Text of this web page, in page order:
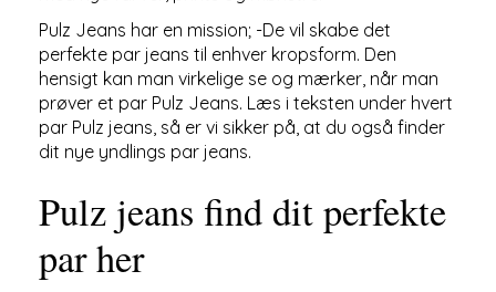
Pulz Jeans har en mission; -De vil skabe det
perfekte par jeans til enhver kropsform. Den
hensigt kan man virkelige se og mærker, når man
prøver et par Pulz Jeans. Læs i teksten under hvert
par Pulz jeans, så er vi sikker på, at du også finder
dit nye yndlings par jeans.
Pulz jeans find dit perfekte
par her